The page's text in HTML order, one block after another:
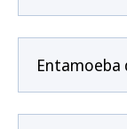
Entamoeba